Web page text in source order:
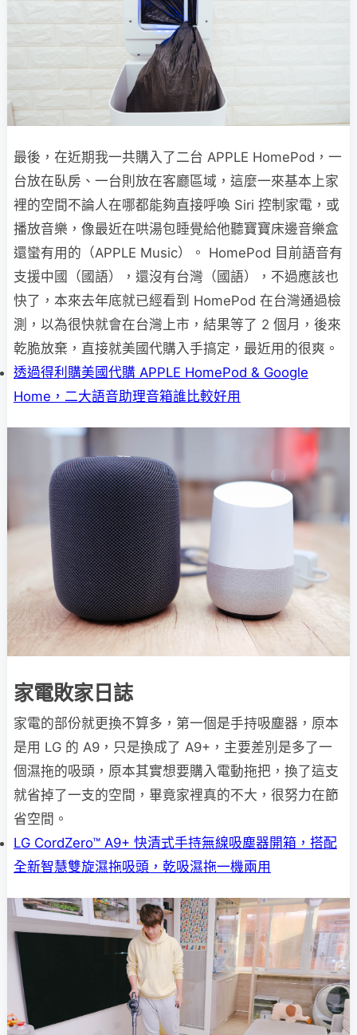
最後，在近期我一共購入了二台 APPLE HomePod，一
台放在臥房、一台則放在客廳區域，這麼一來基本上家
裡的空間不論人在哪都能夠直接呼喚 Siri 控制家電，或
播放音樂，像最近在哄湯包睡覺給他聽寶寶床邊音樂盒
還蠻有用的（APPLE Music）。 HomePod 目前語音有
支援中國（國語），還沒有台灣（國語），不過應該也
快了，本來去年底就已經看到 HomePod 在台灣通過檢
測，以為很快就會在台灣上市，結果等了 2 個月，後來
乾脆放棄，直接就美國代購入手搞定，最近用的很爽。
透過得利購美國代購 APPLE HomePod & Google
Home，二大語音助理音箱誰比較好用
家電敗家日誌
家電的部份就更換不算多，第一個是手持吸塵器，原本
是用 LG 的 A9，只是換成了 A9+，主要差別是多了一
個濕拖的吸頭，原本其實想要購入電動拖把，換了這支
就省掉了一支的空間，畢竟家裡真的不大，很努力在節
省空間。
LG CordZero™ A9+ 快清式手持無線吸塵器開箱，搭配
全新智慧雙旋濕拖吸頭，乾吸濕拖一機兩用